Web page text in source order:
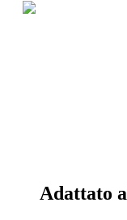
Adattato